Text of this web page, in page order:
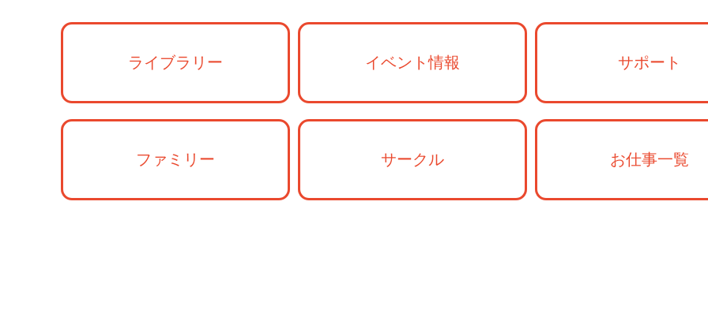
ライブラリー イベント情報 サポート
ファミリー サークル お仕事一覧